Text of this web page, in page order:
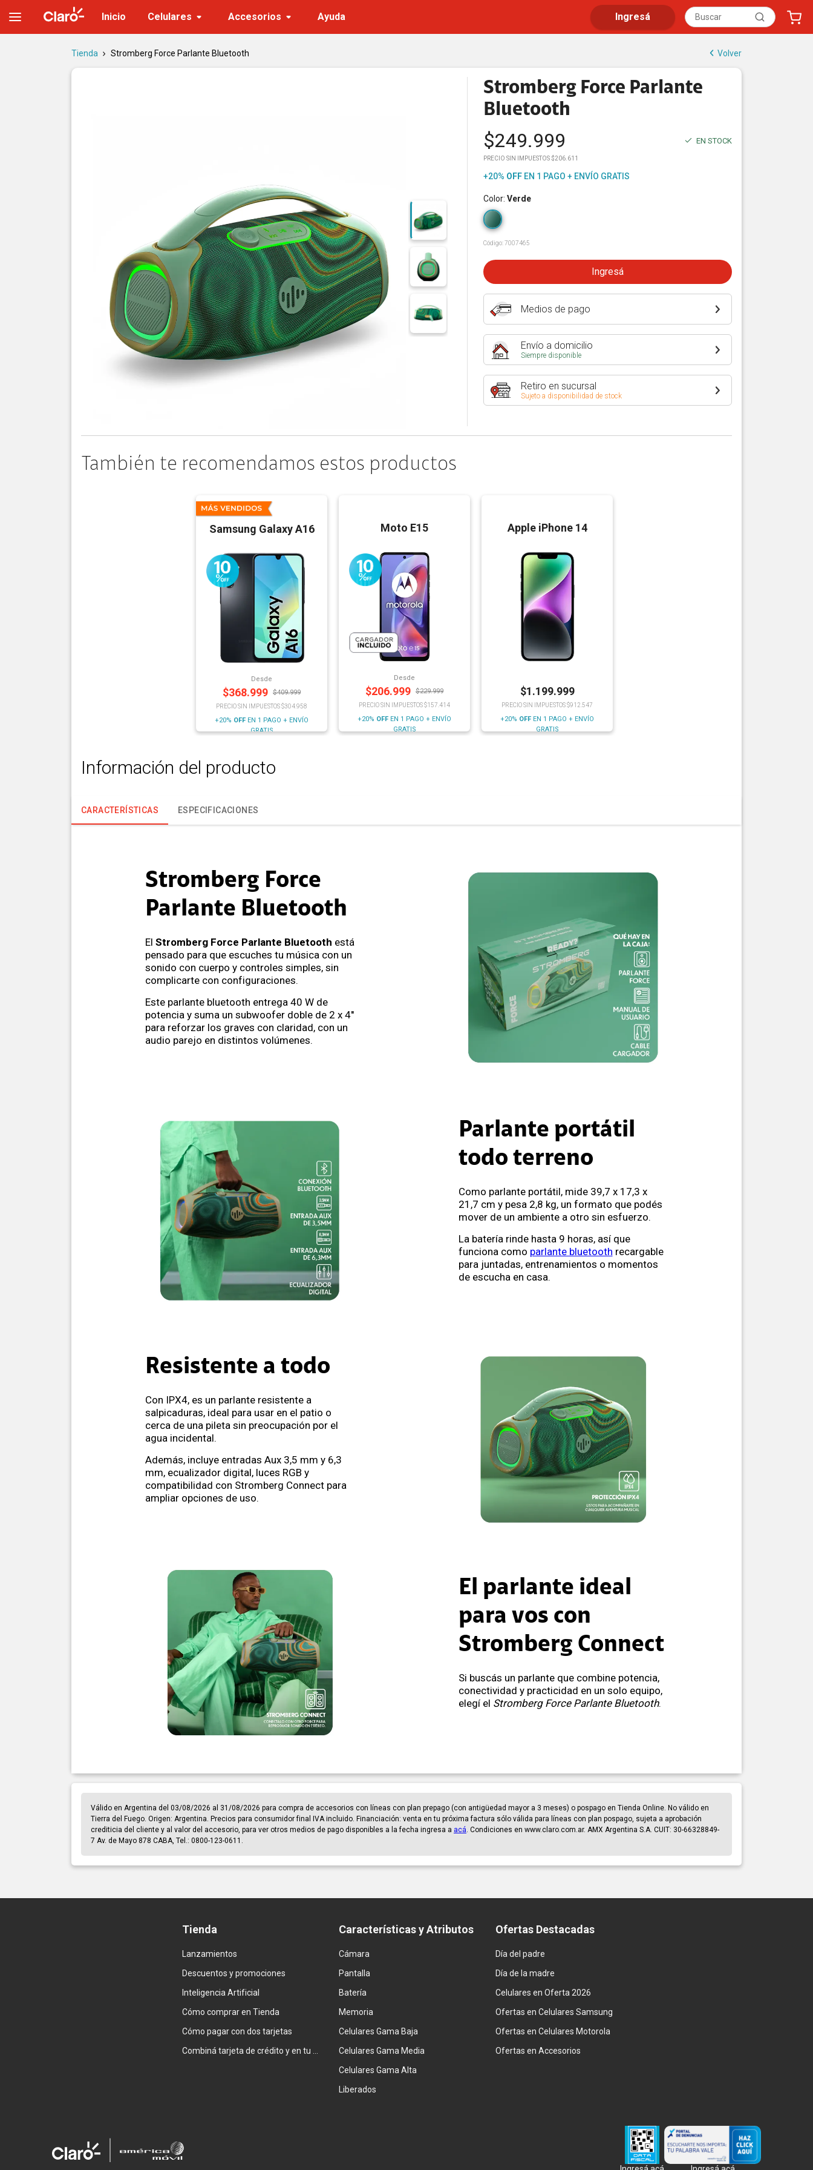
Inicio Celulares Accesorios Ayuda Ingresá
Tienda Stromberg Force Parlante Bluetooth Volver
Stromberg Force Parlante
Bluetooth
$249.999 EN STOCK
PRECIO SIN IMPUESTOS $206.611
+20% OFFEN 1 PAGO + ENVÍO GRATIS
Color: Verde
Código:7007465
Ingresá
Medios de pago
Envío a domicilio
Siempre disponible
Retiro en sucursal
Sujeto a disponibilidad de stock
También te recomendamos estos productos
Samsung Galaxy A16
Desde
$368.999 $409.999
PRECIO SIN IMPUESTOS $304.958
+20% OFF EN 1 PAGO + ENVÍO
GRATIS
Moto E15
Desde
$206.999 $229.999
PRECIO SIN IMPUESTOS $157.414
+20% OFF EN 1 PAGO + ENVÍO
GRATIS
Apple iPhone 14
$1.199.999
PRECIO SIN IMPUESTOS $912.547
+20% OFF EN 1 PAGO + ENVÍO
GRATIS
Información del producto
CARACTERÍSTICAS ESPECIFICACIONES
Stromberg Force
Parlante Bluetooth
El Stromberg Force Parlante Bluetooth está
pensado para que escuches tu música con un
sonido con cuerpo y controles simples, sin
complicarte con configuraciones.
Este parlante bluetooth entrega 40 W de
potencia y suma un subwoofer doble de 2 x 4''
para reforzar los graves con claridad, con un
audio parejo en distintos volúmenes.
Parlante portátil
todo terreno
Como parlante portátil, mide 39,7 x 17,3 x
21,7 cm y pesa 2,8 kg, un formato que podés
mover de un ambiente a otro sin esfuerzo.
La batería rinde hasta 9 horas, así que
funciona como parlante bluetooth recargable
para juntadas, entrenamientos o momentos
de escucha en casa.
Resistente a todo
Con IPX4, es un parlante resistente a
salpicaduras, ideal para usar en el patio o
cerca de una pileta sin preocupación por el
agua incidental.
Además, incluye entradas Aux 3,5 mm y 6,3
mm, ecualizador digital, luces RGB y
compatibilidad con Stromberg Connect para
ampliar opciones de uso.
El parlante ideal
para vos con
Stromberg Connect
Si buscás un parlante que combine potencia,
conectividad y practicidad en un solo equipo,
elegí el Stromberg Force Parlante Bluetooth.
Válido en Argentina del 03/08/2026 al 31/08/2026 para compra de accesorios con líneas con plan prepago (con antigüedad mayor a 3 meses) o pospago en Tienda Online. No válido en
Tierra del Fuego. Origen: Argentina. Precios para consumidor final IVA incluido. Financiación: venta en tu próxima factura sólo válida para líneas con plan pospago, sujeta a aprobación
crediticia del cliente y al valor del accesorio, para ver otros medios de pago disponibles a la fecha ingresa a acá. Condiciones en www.claro.com.ar. AMX Argentina S.A. CUIT: 30-66328849-
7 Av. de Mayo 878 CABA, Tel.: 0800-123-0611.
Tienda
Lanzamientos
Descuentos y promociones
Inteligencia Artificial
Cómo comprar en Tienda
Cómo pagar con dos tarjetas
Características y Atributos
Cámara
Pantalla
Batería
Memoria
Celulares Gama Baja
Celulares Gama Media
Celulares Gama Alta
Liberados
Ofertas Destacadas
Día del padre
Día de la madre
Celulares en Oferta 2026
Ofertas en Celulares Samsung
Ofertas en Celulares Motorola
Ofertas en Accesorios
Stromberg Force Parlante Bluetooth | 40 W, IPX4 y 9 h de batería